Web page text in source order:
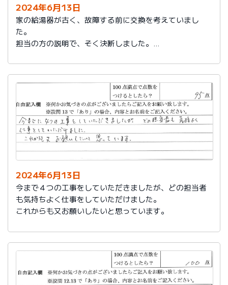
2024年6月13日
家の給湯器が古く、故障する前に交換を考えていまし
た。
担当の方の説明で、そく決断しました。
2024年6月13日
今まで４つの工事をしていただきましたが、どの担当者
も気持ちよく仕事をしていただけました。
これからも又お願いしたいと思っています。